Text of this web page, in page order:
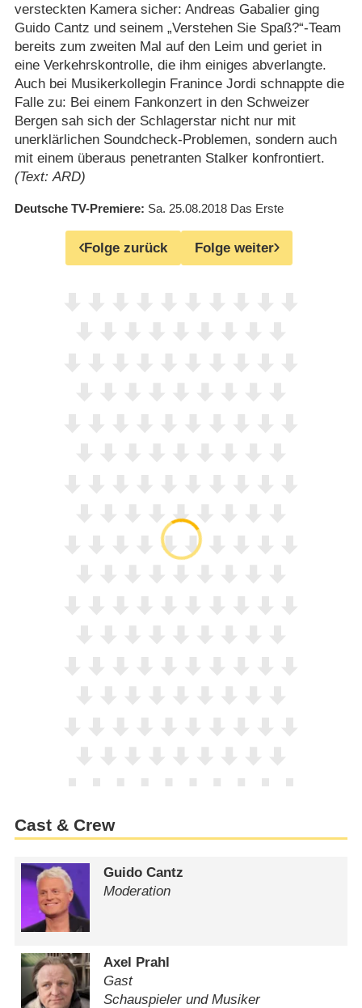
versteckten Kamera sicher: Andreas Gabalier ging
Guido Cantz und seinem „Verstehen Sie Spaß?“-Team
bereits zum zweiten Mal auf den Leim und geriet in
eine Verkehrskontrolle, die ihm einiges abverlangte.
Auch bei Musikerkollegin Franince Jordi schnappte die
Falle zu: Bei einem Fankonzert in den Schweizer
Bergen sah sich der Schlagerstar nicht nur mit
unerklärlichen Soundcheck-Problemen, sondern auch
mit einem überaus penetranten Stalker konfrontiert.
(Text: ARD)
Deutsche TV-Premiere Sa. 25.08.2018 Das Erste
Folge zurück Folge weiter
Cast & Crew
Guido Cantz
Moderation
Axel Prahl
Gast
Schauspieler und Musiker